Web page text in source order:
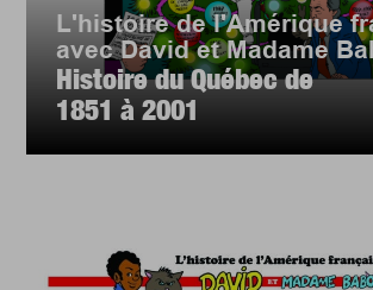
L'histoire de l'Amérique
avec David et Madame
Histoire du Québec de
1851 à 2001